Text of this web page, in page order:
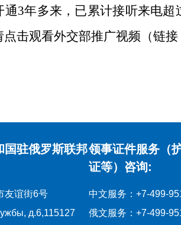
通3年多来，已累计接听来电
点击观看外交部推广视频（链接
国驻俄罗斯联邦
友谊街6号
д.6,115127
领事证件服务（
证等）咨询:
中文服务：+7-499-
俄文服务：+7-499-